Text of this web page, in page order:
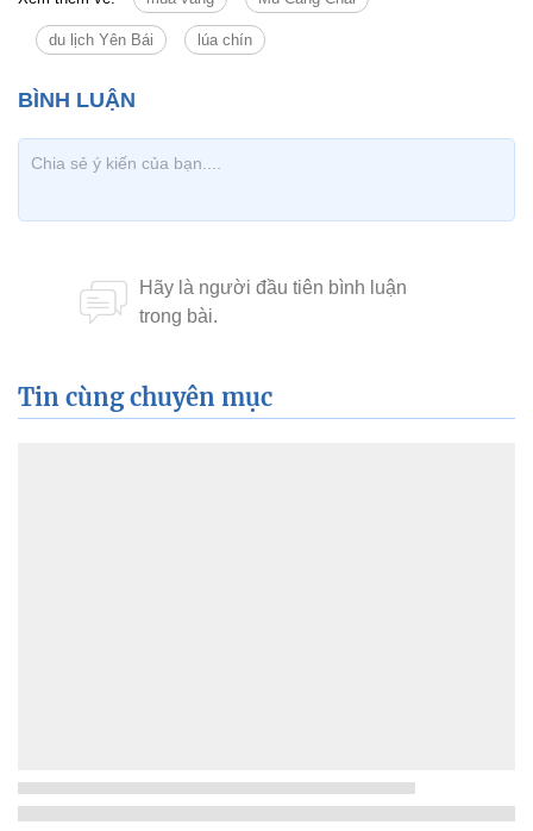
du lịch Yên Bái lúa chín
Tin cùng chuyên mục